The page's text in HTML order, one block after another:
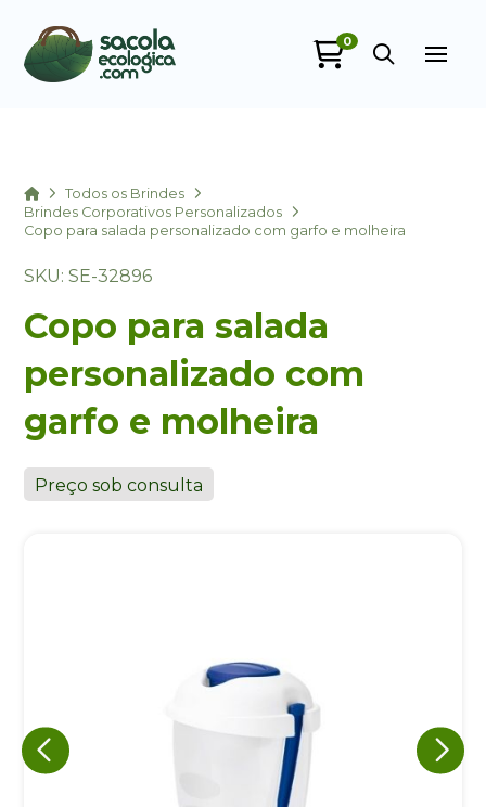
0
HomeTodos os Brindes
Brindes Corporativos Personalizados
Copo para salada personalizado com garfo e molheira
SKU: SE-32896
Copo para salada
personalizado com
garfo e molheira
Preço sob consulta
Iniciar conversa